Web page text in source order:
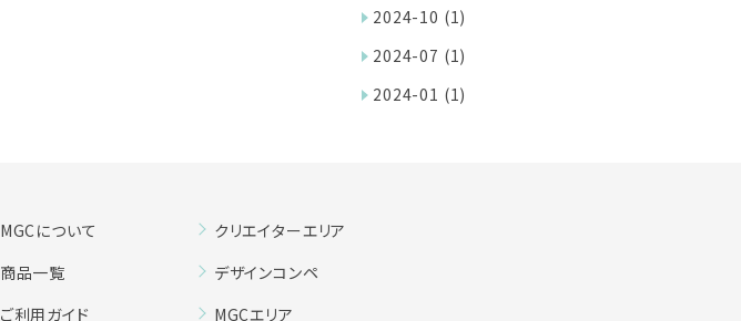
2024-10 (1)
2024-07 (1)
2024-01 (1)
MGCについて
商品一覧
ご利用ガイド
クリエイターエリア
デザインコンペ
MGCエリア